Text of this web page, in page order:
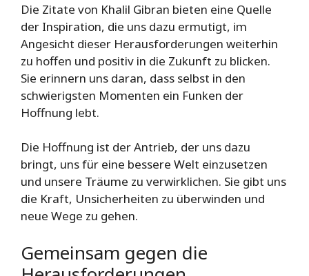
Die Zitate von Khalil Gibran bieten eine Quelle
der Inspiration, die uns dazu ermutigt, im
Angesicht dieser Herausforderungen weiterhin
zu hoffen und positiv in die Zukunft zu blicken.
Sie erinnern uns daran, dass selbst in den
schwierigsten Momenten ein Funken der
Hoffnung lebt.
Die Hoffnung ist der Antrieb, der uns dazu
bringt, uns für eine bessere Welt einzusetzen
und unsere Träume zu verwirklichen. Sie gibt uns
die Kraft, Unsicherheiten zu überwinden und
neue Wege zu gehen.
Gemeinsam gegen die